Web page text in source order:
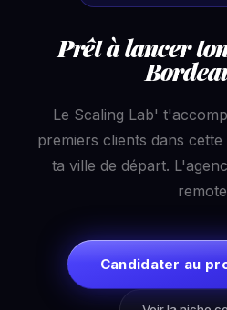
Prêt à lancer
Le Scaling Lab'
premiers clients dans
ta ville de départ.
Candidater au